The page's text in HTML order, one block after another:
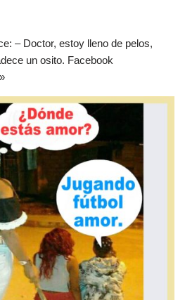
– Doctor, estoy lleno de pelos,
un osito. Facebook